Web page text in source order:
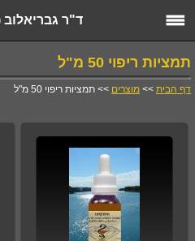
ד"ר גבריאלוב
תמציות ריפוי 50 מ"ל
דף הבית >> מוצרים >> תמציות ריפוי 50 מ"ל